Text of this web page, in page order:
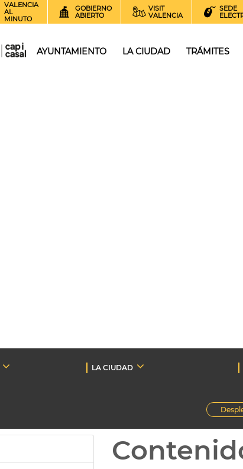
VALENCIA
AL
MINUTO
GOBIERNO
ABIERTO
VISIT
VALENCIA
SEDE
AYUNTAMIENTO LA CIUDAD TRÁMITES
LA CIUDAD